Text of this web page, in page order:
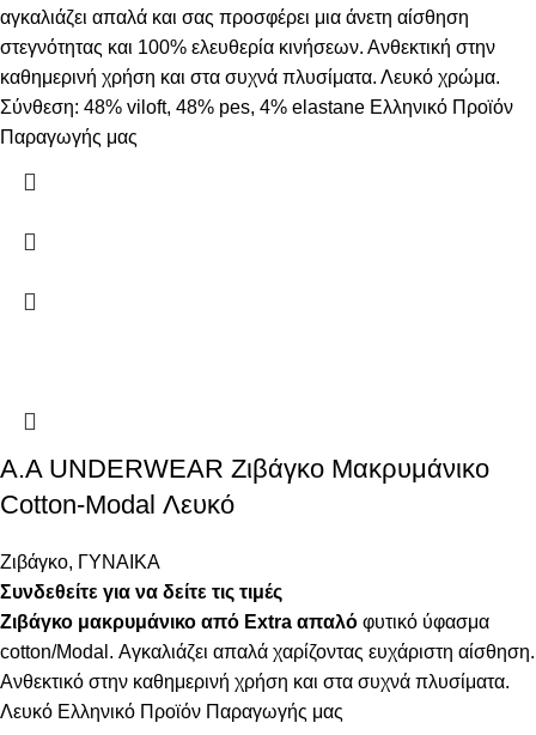
αγκαλιάζει απαλά και σας προσφέρει μια άνετη αίσθηση
στεγνότητας και 100% ελευθερία κινήσεων. Ανθεκτική στην
καθημερινή χρήση και στα συχνά πλυσίματα. Λευκό χρώμα.
Σύνθεση: 48% viloft, 48% pes, 4% elastane Ελληνικό Προϊόν
Παραγωγής μας
Α.A UNDERWEAR Ζιβάγκο Μακρυμάνικο
Cotton-Modal Λευκό
Ζιβάγκο, ΓΥΝΑΙΚΑ
Συνδεθείτε για να δείτε τις τιμές
Ζιβάγκο μακρυμάνικο από Extra απαλό φυτικό ύφασμα
cotton/Modal. Αγκαλιάζει απαλά χαρίζοντας ευχάριστη αίσθηση.
Ανθεκτικό στην καθημερινή χρήση και στα συχνά πλυσίματα.
Λευκό Ελληνικό Προϊόν Παραγωγής μας